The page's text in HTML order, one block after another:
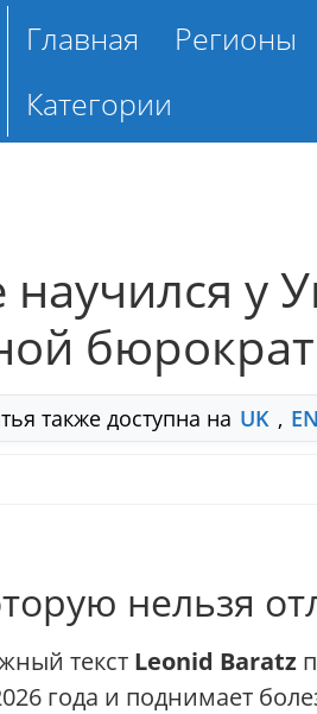
Главная
Регионы
Категории
у
также доступна на UK , EN
нельзя
текст Leonid Baratz
года и поднимает